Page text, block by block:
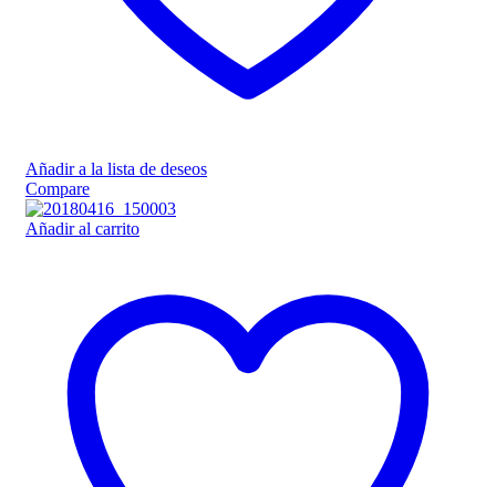
Añadir a la lista de deseos
Compare
Añadir al carrito